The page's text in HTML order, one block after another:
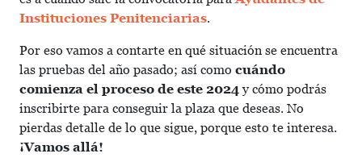
Instituciones Penitenciarias.
Por eso vamos a contarte en qué situación se encuentra
las pruebas del año pasado; así como cuándo
comienza el proceso de este 2024y cómo podrás
inscribirte para conseguir la plaza que deseas. No
pierdas detalle de lo que sigue, porque esto te interesa.
¡Vamos allá!